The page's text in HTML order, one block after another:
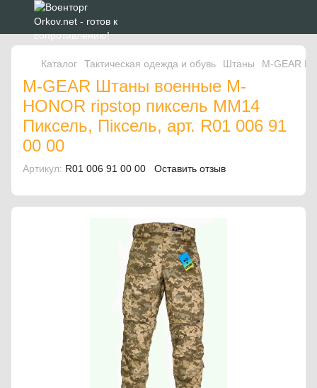
Каталог Тактическая одежда и обувь Штаны M-GEAR
M-GEAR Штаны военные M-
HONOR ripstop пиксель ММ14
Пиксель, Піксель, арт. R01 006 91
00 00
Артикул: R01 006 91 00 00 Оставить отзыв